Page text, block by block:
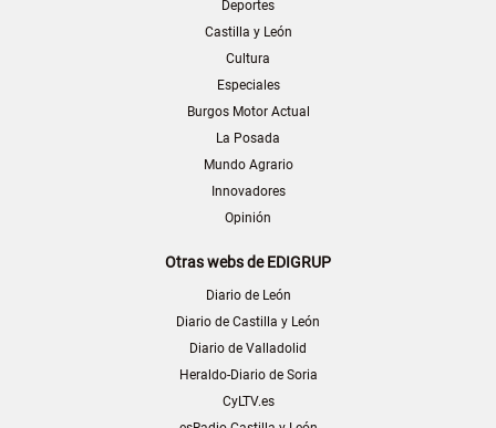
Deportes
Castilla y León
Cultura
Especiales
Burgos Motor Actual
La Posada
Mundo Agrario
Innovadores
Opinión
Otras webs de EDIGRUP
Diario de León
Diario de Castilla y León
Diario de Valladolid
Heraldo-Diario de Soria
CyLTV.es